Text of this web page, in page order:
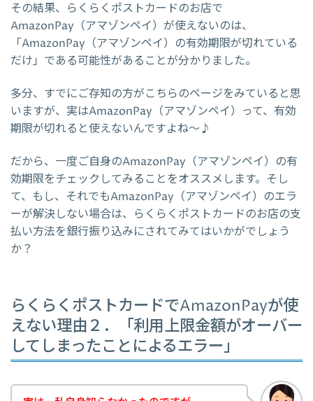
その結果、らくらくポストカードのお店で
AmazonPay（アマゾンペイ）が使えないのは、
「AmazonPay（アマゾンペイ）の有効期限が切れている
だけ」である可能性があることが分かりました。
多分、すでにご存知の方がこちらのページをみていると思
いますが、実はAmazonPay（アマゾンペイ）って、有効
期限が切れると使えないんですよね～♪
だから、一度ご自身のAmazonPay（アマゾンペイ）の有
効期限をチェックしてみることをオススメします。そし
て、もし、それでもAmazonPay（アマゾンペイ）のエラ
ーが解決しない場合は、らくらくポストカードのお店の支
払い方法を銀行振り込みにされてみてはいかがでしょう
か？
らくらくポストカードでAmazonPayが使
えない理由２．「利用上限金額がオーバー
してしまったことによるエラー」